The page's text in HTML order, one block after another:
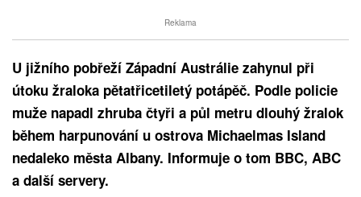
Reklama
U jižního pobřeží Západní Austrálie zahynul při
útoku žraloka pětatřicetiletý potápěč. Podle policie
muže napadl zhruba čtyři a půl metru dlouhý žralok
během harpunování u ostrova Michaelmas Island
nedaleko města Albany. Informuje o tom BBC, ABC
a další servery.